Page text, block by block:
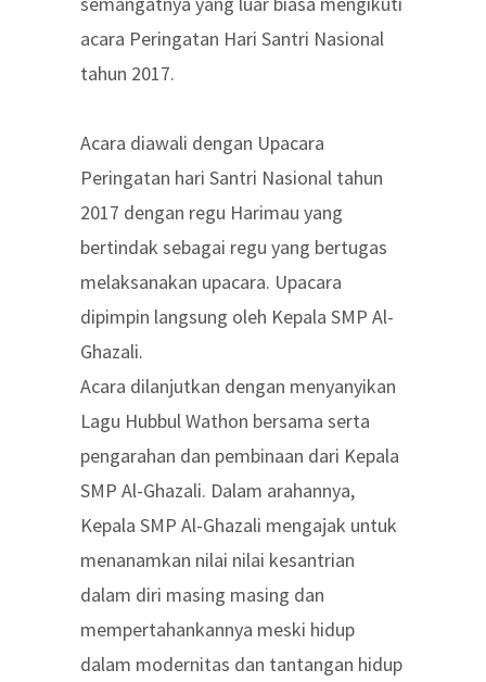
acara Peringatan Hari Santri Nasional
tahun 2017.
Acara diawali dengan Upacara
Peringatan hari Santri Nasional tahun
2017 dengan regu Harimau yang
bertindak sebagai regu yang bertugas
melaksanakan upacara. Upacara
dipimpin langsung oleh Kepala SMP Al-
Ghazali.
Acara dilanjutkan dengan menyanyikan
Lagu Hubbul Wathon bersama serta
pengarahan dan pembinaan dari Kepala
SMP Al-Ghazali. Dalam arahannya,
Kepala SMP Al-Ghazali mengajak untuk
menanamkan nilai nilai kesantrian
dalam diri masing masing dan
mempertahankannya meski hidup
dalam modernitas dan tantangan hidup